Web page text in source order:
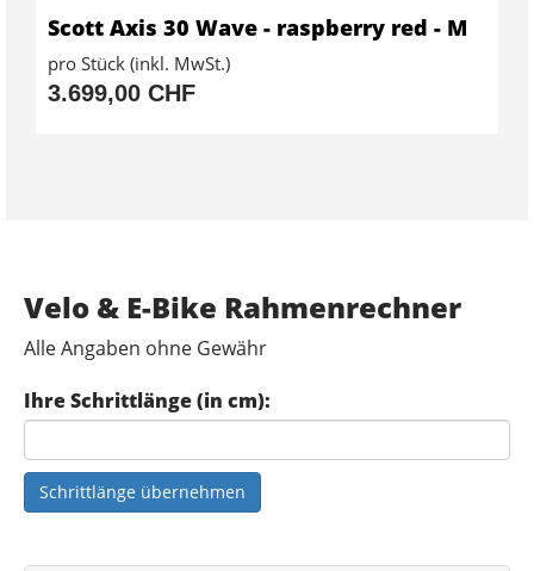
Scott Axis 30 Wave - raspberry red - M
pro Stück (inkl. MwSt.)
3.699,00 CHF
Velo & E-Bike Rahmenrechner
Alle Angaben ohne Gewähr
Ihre Schrittlänge (in cm):
Schrittlänge übernehmen